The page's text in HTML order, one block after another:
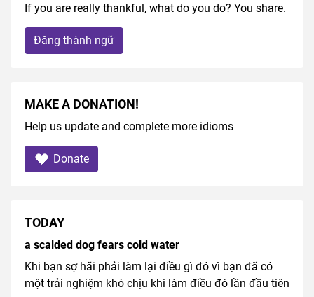
If you are really thankful, what do you do? You share.
Đăng thành ngữ
MAKE A DONATION!
Help us update and complete more idioms
Donate
TODAY
a scalded dog fears cold water
Khi bạn sợ hãi phải làm lại điều gì đó vì bạn đã có
một trải nghiệm khó chịu khi làm điều đó lần đầu tiên